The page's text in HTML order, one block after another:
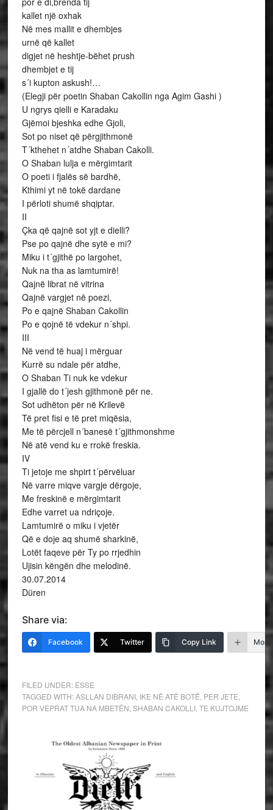
kallet një oxhak
Në mes mallit e dhembjes
urnë që kallet
digjet në heshtje-bëhet prush
dhembjet e tij
s´i kupton askush!…
(Elegji për poetin Shaban Cakollin nga Agim Gashi )
U ngrys qielli e Karadaku
Gjëmoi bjeshka edhe Gjoli,
Sot po niset që përgjithmonë
T´kthehet n´atdhe Shaban Cakolli.
O Shaban lulja e mërgimtarit
O poeti i fjalës së bardhë,
Kthimi yt në tokë dardane
I përloti shumë shqiptar.
II
Çka që qajnë sot yjt e dielli?
Pse po qajnë dhe sytë e mi?
Miku i t´gjithë po largohet,
Nuk na tha as lamtumirë!
Qajnë librat në vitrina
Qajnë vargjet në poezi,
Po e qajnë Shaban Cakollin
Po e qojnë të vdekur n´shpi.
III
Në vend të huaj i mërguar
Kurrë su ndale për atdhe,
O Shaban Ti nuk ke vdekur
I gjallë do t´jesh gjithmonë për ne.
Sot udhëton për në Krilevë
Të pret fisi e të pret miqësia,
Me të përcjell n´banesë t´gjithmonshme
Në atë vend ku e rrokë freskia.
IV
Ti jetoje me shpirt t´përvëluar
Në varre miqve vargje dërgoje,
Me freskinë e mërgimtarit
Edhe varret ua ndriçoje.
Lamtumirë o miku i vjetër
Që e doje aq shumë sharkinë,
Lotët faqeve për Ty po rrjedhin
Ujisin këngën dhe melodinë.
30.07.2014
Düren
Share via:
Facebook Twitter Copy Link More
FILED UNDER: ESSE
TAGGED WITH:ASLLAN DIBRANI, IKE NË ATË BOTË PER JETE
POR VEPRAT TUA NA MBETËN SHABAN CAKOLLI, TE KUJTOJME